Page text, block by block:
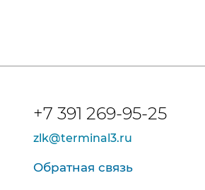
+7 391 269-95-25
zlk@terminal3.ru
Обратная связь